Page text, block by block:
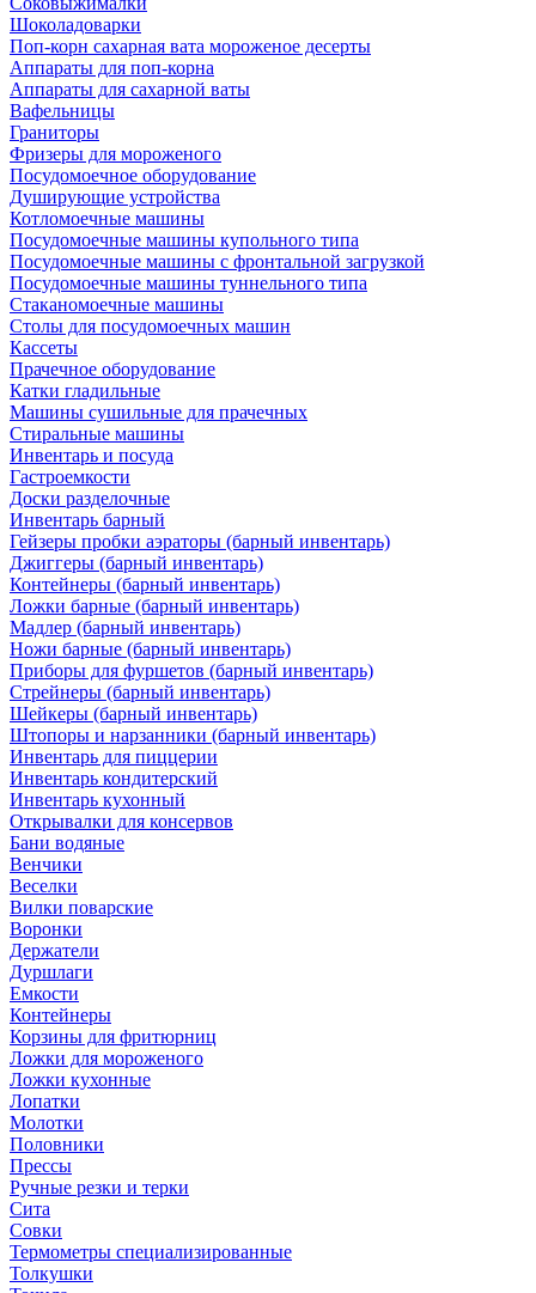
Шоколадоварки
Поп-корн сахарная вата мороженое десерты
Аппараты для поп-корна
Аппараты для сахарной ваты
Вафельницы
Граниторы
Фризеры для мороженого
Посудомоечное оборудование
Душирующие устройства
Котломоечные машины
Посудомоечные машины купольного типа
Посудомоечные машины с фронтальной загрузкой
Посудомоечные машины туннельного типа
Стаканомоечные машины
Столы для посудомоечных машин
Кассеты
Прачечное оборудование
Катки гладильные
Машины сушильные для прачечных
Стиральные машины
Инвентарь и посуда
Гастроемкости
Доски разделочные
Инвентарь барный
Гейзеры пробки аэраторы (барный инвентарь)
Джиггеры (барный инвентарь)
Контейнеры (барный инвентарь)
Ложки барные (барный инвентарь)
Мадлер (барный инвентарь)
Ножи барные (барный инвентарь)
Приборы для фуршетов (барный инвентарь)
Стрейнеры (барный инвентарь)
Шейкеры (барный инвентарь)
Штопоры и нарзанники (барный инвентарь)
Инвентарь для пиццерии
Инвентарь кондитерский
Инвентарь кухонный
Открывалки для консервов
Бани водяные
Венчики
Веселки
Вилки поварские
Воронки
Держатели
Дуршлаги
Емкости
Контейнеры
Корзины для фритюрниц
Ложки для мороженого
Ложки кухонные
Лопатки
Молотки
Половники
Прессы
Ручные резки и терки
Сита
Совки
Термометры специализированные
Толкушки